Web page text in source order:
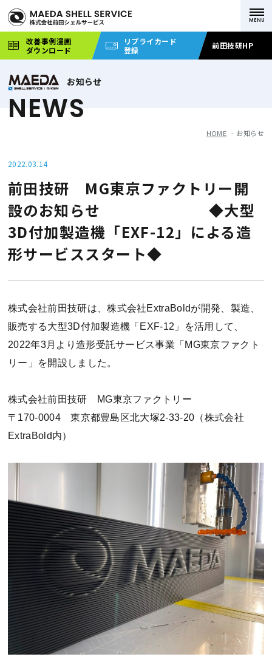
改善事例漫画
ダウンロード
リプライカード
登録
前田技研HP
お知らせ
NEWS
HOME お知らせ
2022.03.14
前田技研 MG東京ファクトリー開
設のお知らせ ◆大型
3D付加製造機「EXF-12」による造
形サービススタート◆
株式会社前田技研は、株式会社ExtraBoldが開発、製造、
販売する大型3D付加製造機「EXF-12」を活用して、
2022年3月より造形受託サービス事業「MG東京ファクト
リー」を開設しました。
株式会社前田技研 MG東京ファクトリー
〒170-0004 東京都豊島区北大塚2-33-20（株式会社
ExtraBold内）